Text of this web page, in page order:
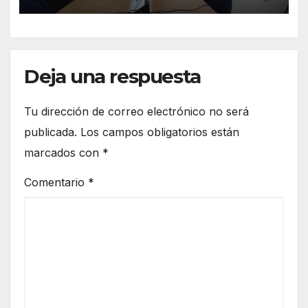
Deja una respuesta
Tu dirección de correo electrónico no será
publicada. Los campos obligatorios están
marcados con *
Comentario *